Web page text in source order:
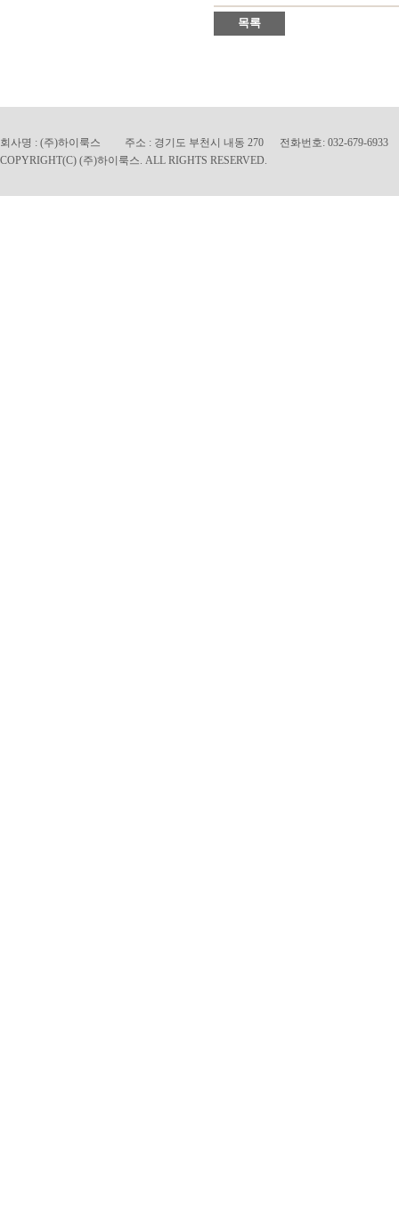
목록
회사명 : (주)하이룩스 주소 : 경기도 부천시 내동 270 전화번호: 032-679-6933
COPYRIGHT(C) (주)하이룩스. ALL RIGHTS RESERVED.